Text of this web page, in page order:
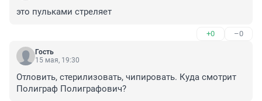
это пульками стреляет
+0 –0
Гость
15 мая, 19:30
Отловить, стерилизовать, чипировать. Куда смотрит
Полиграф Полиграфович?